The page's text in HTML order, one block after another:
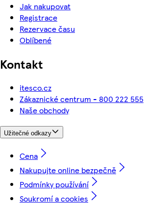
Jak nakupovat
Registrace
Rezervace času
Oblíbené
Kontakt
itesco.cz
Zákaznické centrum - 800 222 555
Naše obchody
Užitečné odkazy
Cena
Nakupujte online bezpečně
Podmínky používání
Soukromí a cookies